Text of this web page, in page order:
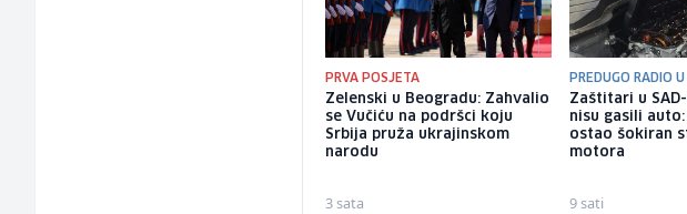
PRVA POSJETA
Zelenski u Beogradu: Zahvalio
se Vučiću na podršci koju
Srbija pruža ukrajinskom
narodu
3 sata
PREDUGO RADIO U
Zaštitari u
nisu gasili
ostao šokiran
motora
9 sati